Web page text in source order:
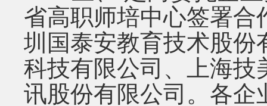
省高职师培中心签署合
圳国泰安教育技术股份
科技有限公司、上海技
讯股份有限公司。各企